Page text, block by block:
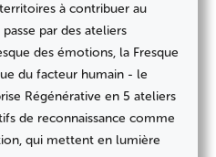
à contribuer au
par des ateliers
des émotions, la Fresque
du facteur humain - le
Régénérative en 5 ateliers
de reconnaissance comme
qui mettent en lumière